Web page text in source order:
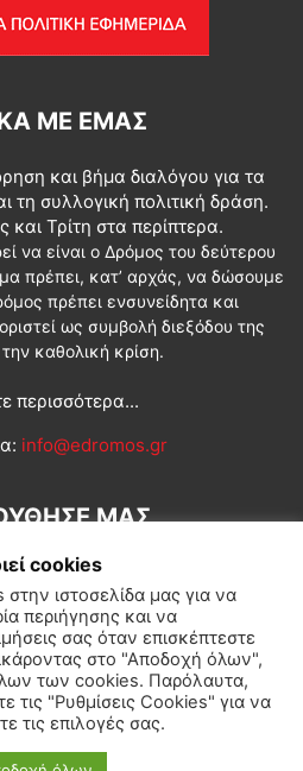
ΜΕ ΕΜΆΣ
και βήμα διαλόγου για τα
τη συλλογική πολιτική δράση.
Τρίτη στα περίπτερα.
να είναι ο Δρόμος του δεύτερου
πρέπει, κατ’ αρχάς, να δώσουμε
πρέπει ενσυνείδητα και
ως συμβολή διεξόδου της
καθολική κρίση.
περισσότερα...
info@edromos.gr
ΜΑΣ
Πολιτική Διεθνή Κοινωνία
Αφιερώματα
cookies
ιστοσελίδα μας για να
περιήγησης και να
σας όταν επισκέπτεστε
στο "Αποδοχή όλων",
των cookies. Παρόλαυτα,
τις "Ρυθμίσεις Cookies" για να
τις επιλογές σας.